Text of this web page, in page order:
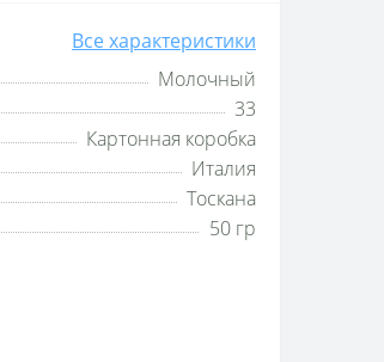
Все характеристики
Молочный
33
Картонная коробка
Италия
Тоскана
50 гр